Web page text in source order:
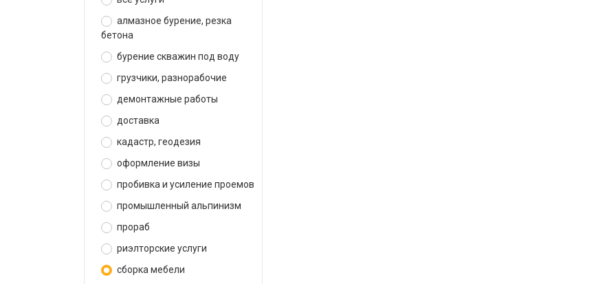
алмазное бурение, резка
бетона
бурение скважин под воду
грузчики, разнорабочие
демонтажные работы
доставка
кадастр, геодезия
оформление визы
пробивка и усиление проемов
промышленный альпинизм
прораб
риэлторские услуги
сборка мебели